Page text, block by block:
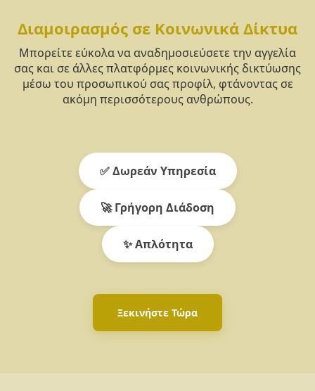
Διαμοιρασμός σε Κοινωνικά Δίκτυα
Μπορείτε εύκολα να αναδημοσιεύσετε την αγγελία
σας και σε άλλες πλατφόρμες κοινωνικής δικτύωσης
μέσω του προσωπικού σας προφίλ, φτάνοντας σε
ακόμη περισσότερους ανθρώπους.
✅ Δωρεάν Υπηρεσία
🚀 Γρήγορη Διάδοση
✨ Απλότητα
Ξεκινήστε Τώρα